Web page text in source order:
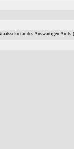
des Auswärtigen